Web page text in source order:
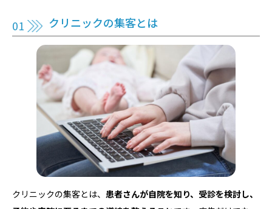
クリニックの集客とは
クリニックの集客とは、 患者さんが自院を知り、受診を検討し、